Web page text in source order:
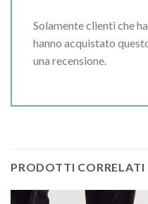
Solamente clienti che
hanno acquistato
una recensione.
PRODOTTI CORRELATI